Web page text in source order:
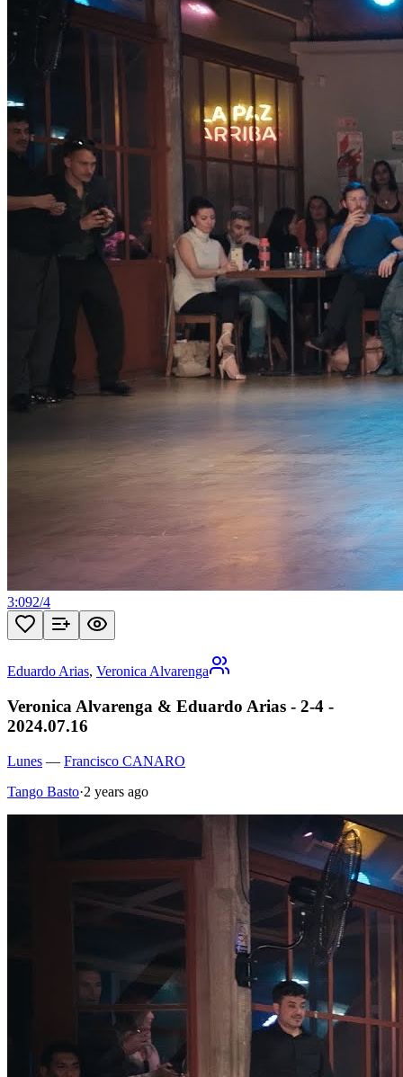
3:092/4
Eduardo Arias, Veronica Alvarenga
Veronica Alvarenga & Eduardo Arias - 2-4 -
2024.07.16
Lunes — Francisco CANARO
Tango Basto·2 years ago